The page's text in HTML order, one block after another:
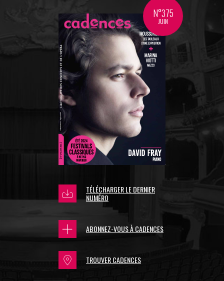
N°375
JUIN
TÉLÉCHARGER LE DERNIER
NUMÉRO
ABONNEZ-VOUS À CADENCES
TROUVER CADENCES